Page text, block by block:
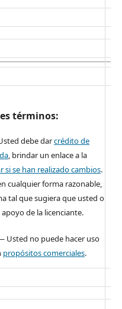
términos:
debe darcrédito de
, brindar un enlace a la
si se han realizado cambios.
cualquier forma razonable,
tal que sugiera que usted o
de la licenciante.
Usted no puede hacer uso
propósitos comerciales.